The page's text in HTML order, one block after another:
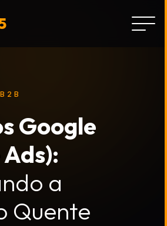
Google
a
Quente